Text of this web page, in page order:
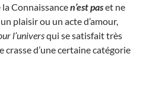
Connaissancen’est paset ne
un plaisir ou un acte d’amour,
l’universqui se satisfait très
crasse d’une certaine catégorie